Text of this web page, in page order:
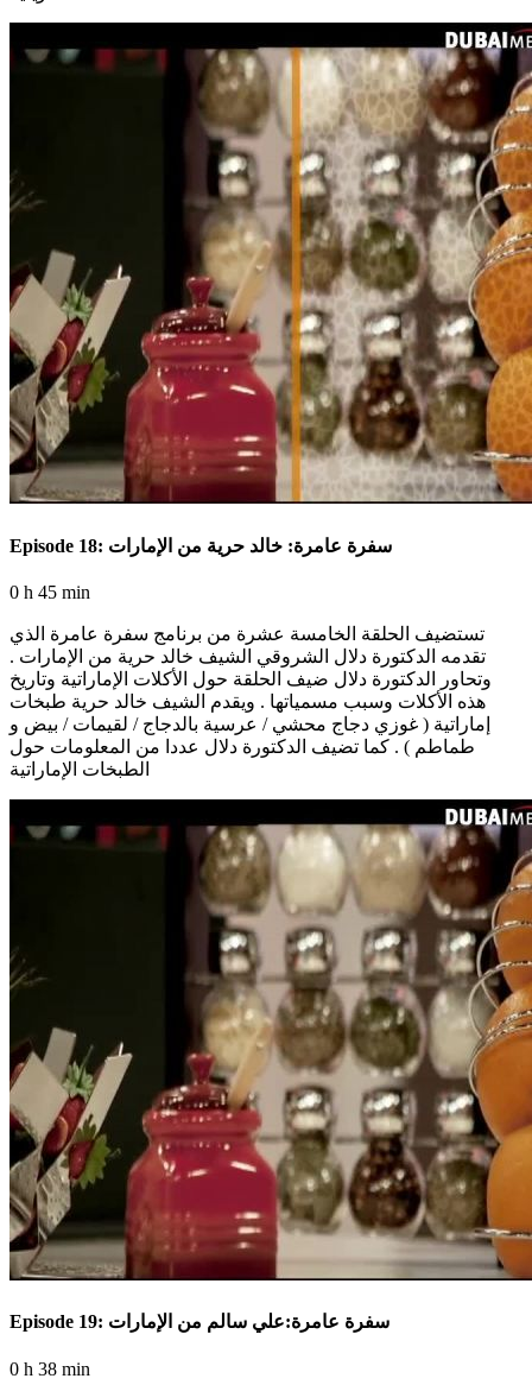
Episode 18: سفرة عامرة: خالد حرية من الإمارات
0 h 45 min
تستضيف الحلقة الخامسة عشرة من برنامج سفرة عامرة الذي
تقدمه الدكتورة دلال الشروقي الشيف خالد حرية من الإمارات .
وتحاور الدكتورة دلال ضيف الحلقة حول الأكلات الإماراتية وتاريخ
هذه الأكلات وسبب مسمياتها . ويقدم الشيف خالد حرية طبخات
إماراتية ( غوزي دجاج محشي / عرسية بالدجاج / لقيمات / بيض و
طماطم ) . كما تضيف الدكتورة دلال عددا من المعلومات حول
الطبخات الإماراتية
Episode 19: سفرة عامرة:علي سالم من الإمارات
0 h 38 min